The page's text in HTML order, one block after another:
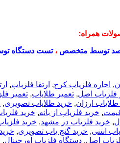
همراه:
صد توسط متخصص ،تست دستگاه
, اجاره فلزیاب کرج, ارتقا فلزیاب,
فلزیاب اصل, تعمیر طلایاب, تعمیر
ارزان, خرید طلایاب تصویری,
, خرید فلزیاب از بانه, خرید
, خرید فلزیاب در مشهد, خرید
انتنی, خرید گنج یاب تصویری,
اصل, دستگاه فلزیاب اورجینال,